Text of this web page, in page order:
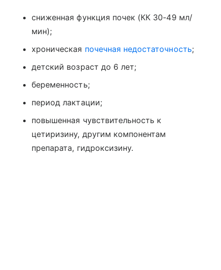
сниженная функция почек (КК 30-49 мл/
мин);
хроническая почечная недостаточность;
детский возраст до 6 лет;
беременность;
период лактации;
повышенная чувствительность к
цетиризину, другим компонентам
препарата, гидроксизину.